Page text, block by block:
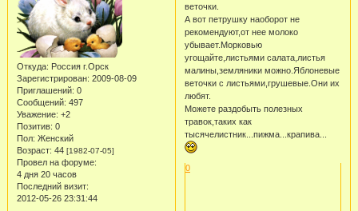
Откуда: Россия г.Орск
Зарегистрирован: 2009-08-09
Приглашений: 0
Сообщений: 497
Уважение: +2
Позитив: 0
Пол: Женский
Возраст: 44 [1982-07-05]
Провел на форуме:
4 дня 20 часов
Последний визит:
2012-05-26 23:31:44
веточки.
А вот петрушку наоборот не
рекомендуют,от нее молоко
убывает.Морковью
угощайте,листьями салата,листья
малины,земляники можно.Яблоневые
веточки с листьями,грушевые.Они их
любят.
Можете раздобыть полезных
травок,таких как
тысячелистник...пижма...крапива...
0